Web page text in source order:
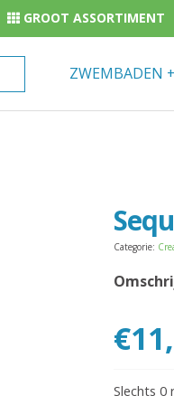
GROOT ASSORTIMENT
ZWEMBADEN
Categorie:
€
Slechts 0